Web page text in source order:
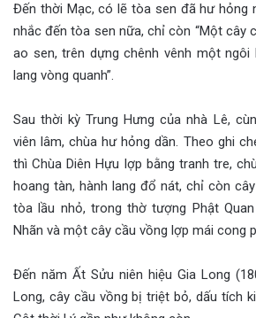
Đến thời Mạc, có lẽ tòa sen đã hư hỏng
nhắc đến tòa sen nữa, chỉ còn “Một cây
ao sen, trên dựng chênh vênh một ngôi
lang vòng quanh”.
Sau thời kỳ Trung Hưng của nhà Lê,
viên lâm, chùa hư hỏng dần. Theo ghi
thì Chùa Diên Hựu lợp bằng tranh tre,
hoang tàn, hành lang đổ nát, chỉ còn
tòa lầu nhỏ, trong thờ tượng Phật
Nhãn và một cây cầu vồng lợp mái cong
Đến năm Ất Sửu niên hiệu Gia Long
Long, cây cầu vồng bị triệt bỏ, dấu tích